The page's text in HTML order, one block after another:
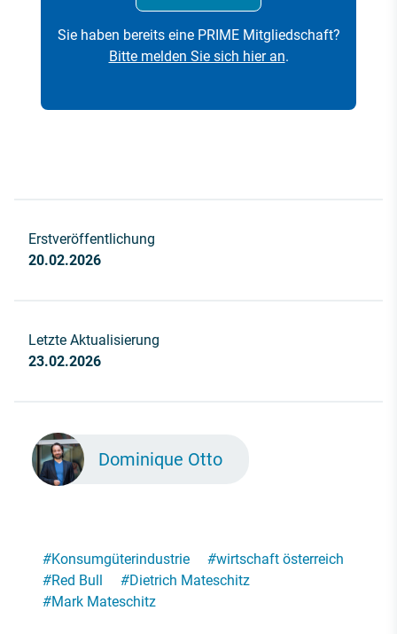
Sie haben bereits eine PRIME Mitgliedschaft?
Bitte melden Sie sich hier an.
Erstveröffentlichung
20.02.2026
Letzte Aktualisierung
23.02.2026
Dominique Otto
#Konsumgüterindustrie #wirtschaft österreich
#Red Bull #Dietrich Mateschitz
#Mark Mateschitz